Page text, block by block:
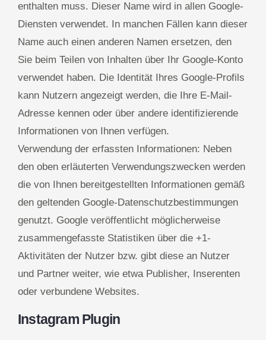
enthalten muss. Dieser Name wird in allen Google-
Diensten verwendet. In manchen Fällen kann dieser
Name auch einen anderen Namen ersetzen, den
Sie beim Teilen von Inhalten über Ihr Google-Konto
verwendet haben. Die Identität Ihres Google-Profils
kann Nutzern angezeigt werden, die Ihre E-Mail-
Adresse kennen oder über andere identifizierende
Informationen von Ihnen verfügen.
Verwendung der erfassten Informationen: Neben
den oben erläuterten Verwendungszwecken werden
die von Ihnen bereitgestellten Informationen gemäß
den geltenden Google-Datenschutzbestimmungen
genutzt. Google veröffentlicht möglicherweise
zusammengefasste Statistiken über die +1-
Aktivitäten der Nutzer bzw. gibt diese an Nutzer
und Partner weiter, wie etwa Publisher, Inserenten
oder verbundene Websites.
Instagram Plugin